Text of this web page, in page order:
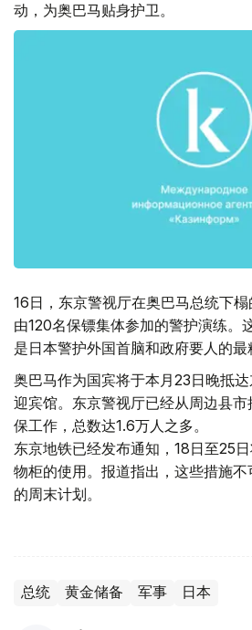
动，为奥巴马贴身护卫。
16日，东京警视厅在奥巴马总统下
由120名保镖集体参加的警护演练。
是日本警护外国首脑和政府要人的最
奥巴马作为国宾将于本月23日晚抵
迎宾馆。东京警视厅已经从周边县
保工作，总数达1.6万人之多。
东京地铁已经发布通知，18日至25
物柜的使用。报道指出，这些措施
的周末计划。
总统 黄金储备 军事 日本